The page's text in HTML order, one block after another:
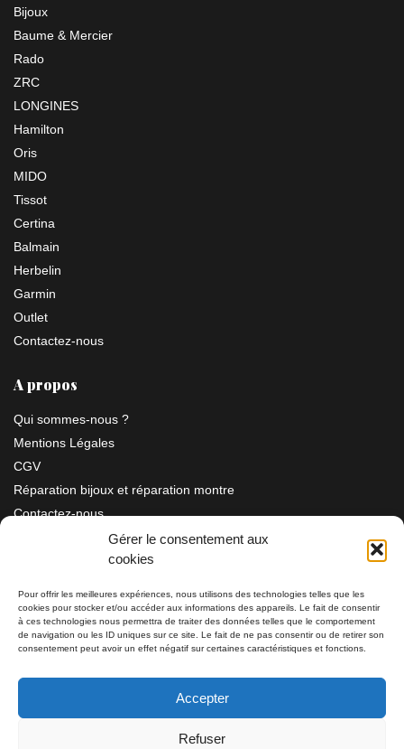
Gérer le consentement aux
cookies
Pour offrir les meilleures expériences, nous utilisons des technologies telles que les
cookies pour stocker et/ou accéder aux informations des appareils. Le fait de consentir
à ces technologies nous permettra de traiter des données telles que le comportement
de navigation ou les ID uniques sur ce site. Le fait de ne pas consentir ou de retirer son
consentement peut avoir un effet négatif sur certaines caractéristiques et fonctions.
Accepter
Refuser
Bijoux
Baume & Mercier
Rado
ZRC
LONGINES
Hamilton
Oris
MIDO
Tissot
Certina
Balmain
Herbelin
Garmin
Outlet
Contactez-nous
A propos
Qui sommes-nous ?
Mentions Légales
CGV
Réparation bijoux et réparation montre
Contactez-nous
Information
Bijouterie SIAUD11 rue Masséna 06000 NICE
Tél: 04 93 82 29 34 / 09 78 81 68 81